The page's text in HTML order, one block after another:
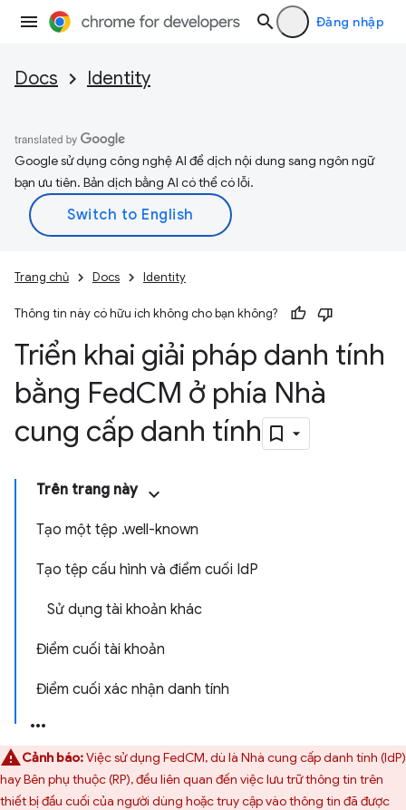
Đăng nhập
Docs Identity
Google sử dụng công nghệ AI để dịch nội dung sang ngôn ngữ
bạn ưu tiên. Bản dịch bằng AI có thể có lỗi.
Trang chủ Docs Identity
Thông tin này có hữu ích không cho bạn không?
Triển khai giải pháp danh tính
bằng FedCM ở phía Nhà
cung cấp danh tính
Trên trang này
Tạo một tệp .well-known
Tạo tệp cấu hình và điểm cuối IdP
Sử dụng tài khoản khác
Điểm cuối tài khoản
Điểm cuối xác nhận danh tính
Cảnh báo:Việc sử dụng FedCM, dù là Nhà cung cấp danh tính (IdP)
hay Bên phụ thuộc (RP), đều liên quan đến việc lưu trữ thông tin trên
thiết bị đầu cuối của người dùng hoặc truy cập vào thông tin đã được